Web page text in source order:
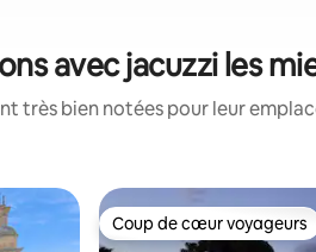
avec jacuzzi les
très bien notées pour leur
appréciés Coup de cœur voyageurs
Coup de cœur voyageurs